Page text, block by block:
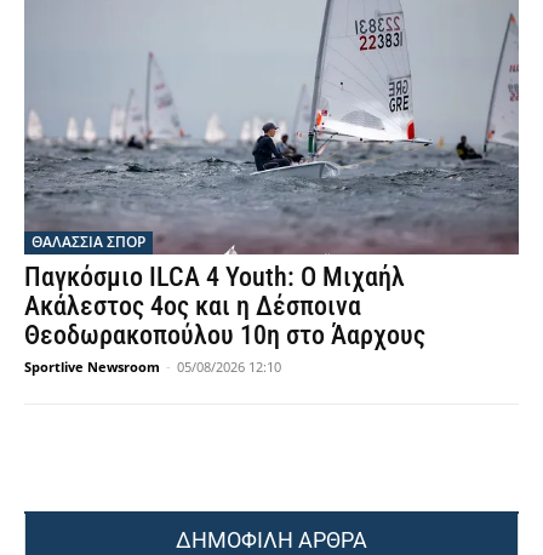
ΘΑΛΆΣΣΙΑ ΣΠΟΡ
Παγκόσμιο ILCA 4 Youth: Ο Μιχαήλ
Ακάλεστος 4ος και η Δέσποινα
Θεοδωρακοπούλου 10η στο Άαρχους
Sportlive Newsroom - 05/08/2026 12:10
ΔΗΜΟΦΙΛΗ ΑΡΘΡΑ